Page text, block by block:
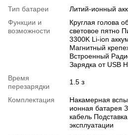
Тип батареи
Литий-ионный
Функции и
возможности
Круглая голова
световое пятно
3300K Li-ion
Магнитный
Встроенный
Зарядка от USB
Время
перезарядки
1.5 з
Комплектация
Накамерная
ионная батарея
кабель
эксплуатации